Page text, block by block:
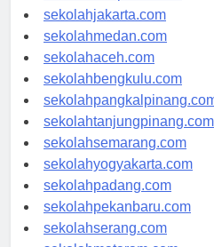
sekolahdenpasar.com
sekolahjakarta.com
sekolahmedan.com
sekolahaceh.com
sekolahbengkulu.com
sekolahpangkalpinang.com
sekolahtanjungpinang.com
sekolahsemarang.com
sekolahyogyakarta.com
sekolahpadang.com
sekolahpekanbaru.com
sekolahserang.com